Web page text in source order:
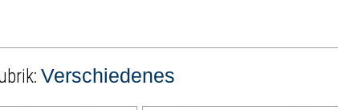
Verschiedenes